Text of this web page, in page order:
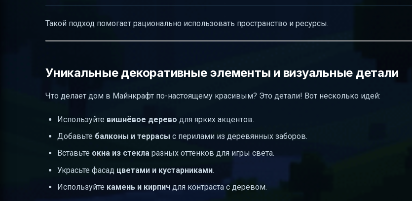
Такой подход помогает рационально использовать пространство и ресурсы.
Уникальные декоративные элементы и визуальные детали
Что делает дом в Майнкрафт по-настоящему красивым? Это детали! Вот несколько идей:
Используйте вишнёвое дерево для ярких акцентов.
Добавьте балконы и террасы с перилами из деревянных заборов.
Вставьте окна из стекла разных оттенков для игры света.
Украсьте фасад цветами и кустарниками.
Используйте камень и кирпич для контраста с деревом.